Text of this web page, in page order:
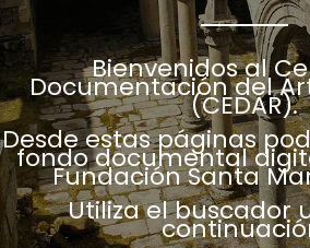
Bienvenidos al
Documentación del
(CEDAR).
Desde estas páginas
fondo documental
Fundación Santa
Utiliza el buscador